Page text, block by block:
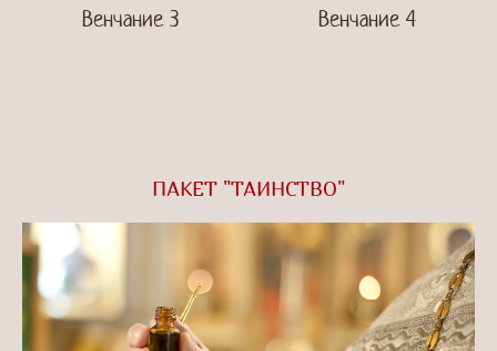
Венчание 3 Венчание 4
ПАКЕТ "ТАИНСТВО"